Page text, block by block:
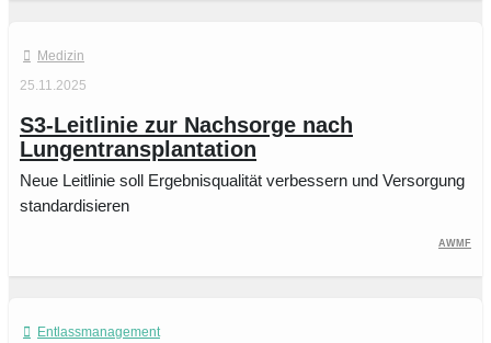
Medizin
25.11.2025
S3-Leitlinie zur Nachsorge nach
Lungentransplantation
Neue Leitlinie soll Ergebnisqualität verbessern und Versorgung
standardisieren
AWMF
Entlassmanagement